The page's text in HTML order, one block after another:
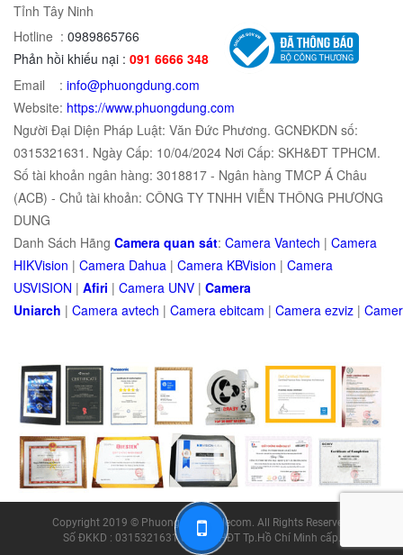
Tỉnh Tây Ninh
Hotline : 0989865766
Phản hồi khiếu nại : 091 6666 348
Email : info@phuongdung.com
Website: https://www.phuongdung.com
Người Đại Diện Pháp Luật: Văn Đức Phương. GCNĐKDN số:
0315321631. Ngày Cấp: 10/04/2024 Nơi Cấp: SKH&ĐT TPHCM.
Số tài khoản ngân hàng: 3018817 - Ngân hàng TMCP Á Châu
(ACB) - Chủ tài khoản: CÔNG TY TNHH VIỄN THÔNG PHƯƠNG
DUNG
Danh Sách Hãng Camera quan sát: Camera Vantech | Camera
HIKVision | Camera Dahua | Camera KBVision | Camera
USVISION | Afiri | Camera UNV | Camera
Uniarch | Camera avtech | Camera ebitcam | Camera ezviz |
Copyright 2019 © Phuong Dung Telecom. All Rights Reserved.
Số ĐKKD : 0315321631 do Sở KHĐT Tp.Hồ Chí Minh cấp.